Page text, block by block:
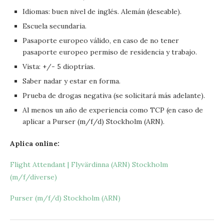
Idiomas: buen nivel de inglés. Alemán (deseable).
Escuela secundaria.
Pasaporte europeo válido, en caso de no tener
pasaporte europeo permiso de residencia y trabajo.
Vista: +/- 5 dioptrías.
Saber nadar y estar en forma.
Prueba de drogas negativa (se solicitará más adelante).
Al menos un año de experiencia como TCP (en caso de
aplicar a Purser (m/f/d) Stockholm (ARN).
Aplica online:
Flight Attendant | Flyvärdinna (ARN) Stockholm
(m/f/diverse)
Purser (m/f/d) Stockholm (ARN)